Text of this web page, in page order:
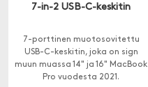
7-in-2 USB-C-keskitin
7-porttinen muotosovitettu
USB-C-keskitin, joka on sign
muun muassa 14" ja 16" MacBook
Pro vuodesta 2021.